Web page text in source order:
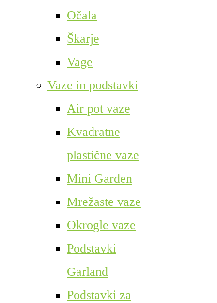
Očala
Škarje
Vage
Vaze in podstavki
Air pot vaze
Kvadratne
plastične vaze
Mini Garden
Mrežaste vaze
Okrogle vaze
Podstavki
Garland
Podstavki za